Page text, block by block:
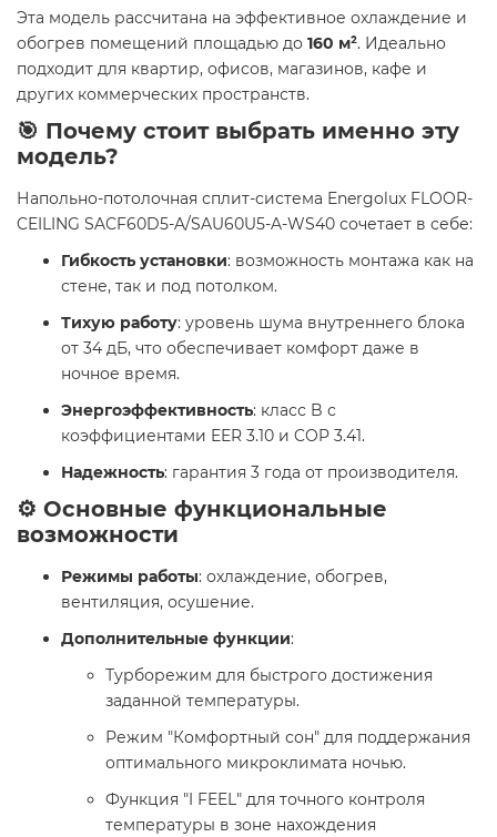
Эта модель рассчитана на эффективное охлаждение и
обогрев помещений площадью до 160 м². Идеально
подходит для квартир, офисов, магазинов, кафе и
других коммерческих пространств.
🎯 Почему стоит выбрать именно эту
модель?
Напольно-потолочная сплит-система Energolux FLOOR-
CEILING SACF60D5-A/SAU60U5-A-WS40 сочетает в себе:
Гибкость установки: возможность монтажа как на
стене, так и под потолком.
Тихую работу: уровень шума внутреннего блока
от 34 дБ, что обеспечивает комфорт даже в
ночное время.
Энергоэффективность: класс B с
коэффициентами EER 3.10 и COP 3.41.
Надежность: гарантия 3 года от производителя.
⚙️ Основные функциональные
возможности
Режимы работы: охлаждение, обогрев,
вентиляция, осушение.
Дополнительные функции:
Турборежим для быстрого достижения
заданной температуры.
Режим "Комфортный сон" для поддержания
оптимального микроклимата ночью.
Функция "I FEEL" для точного контроля
температуры в зоне нахождения